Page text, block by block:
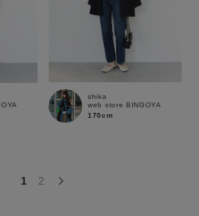
条件で絞り込む
shika
web store BINGOYA
170cm
1 2